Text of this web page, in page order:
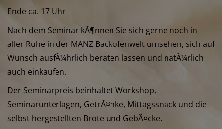
Ende ca. 17 Uhr
Nach dem Seminar kÃ¶nnen Sie sich gerne noch in
aller Ruhe in der MANZ Backofenwelt umsehen, sich auf
Wunsch ausfÃ¼hrlich beraten lassen und natÃ¼rlich
auch einkaufen.
Der Seminarpreis beinhaltet Workshop,
Seminarunterlagen, GetrÃ¤nke, Mittagssnack und die
selbst hergestellten Brote und GebÃ¤cke.